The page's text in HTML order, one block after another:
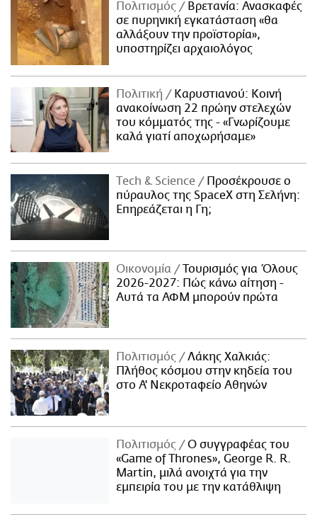
Πολιτισμός
Βρετανία: Ανασκαφές
σε πυρηνική εγκατάσταση «θα
αλλάξουν την προϊστορία»,
υποστηρίζει αρχαιολόγος
Πολιτική
Καρυστιανού: Κοινή
ανακοίνωση 22 πρώην στελεχών
του κόμματός της - «Γνωρίζουμε
καλά γιατί αποχωρήσαμε»
Τech & Science
Προσέκρουσε ο
πύραυλος της SpaceX στη Σελήνη:
Επηρεάζεται η Γη;
Οικονομία
Τουρισμός για Όλους
2026-2027: Πώς κάνω αίτηση -
Αυτά τα ΑΦΜ μπορούν πρώτα
Πολιτισμός
Λάκης Χαλκιάς:
Πλήθος κόσμου στην κηδεία του
στο Α' Νεκροταφείο Αθηνών
Πολιτισμός
Ο συγγραφέας του
«Game of Thrones», George R. R.
Martin, μιλά ανοιχτά για την
εμπειρία του με την κατάθλιψη